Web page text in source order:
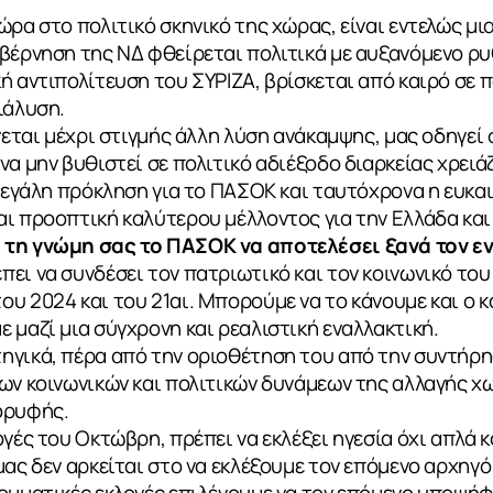
στο πολιτικό σκηνικό της χώρας, είναι εντελώς
της ΝΔ φθείρεται πολιτικά με αυξανόμενο
αντιπολίτευση του ΣΥΡΙΖΑ, βρίσκεται από καιρό σε
μέχρι στιγμής άλλη λύση ανάκαμψης, μας οδηγεί
βυθιστεί σε πολιτικό αδιέξοδο διαρκείας
πρόκληση για το ΠΑΣΟΚ και ταυτόχρονα η
προοπτική καλύτερου μέλλοντος για την Ελλάδα
γνώμη σας το ΠΑΣΟΚ να αποτελέσει ξανά τον
να συνδέσει τον πατριωτικό και τον κοινωνικό
2024 και του 21αι. Μπορούμε να το κάνουμε και ο
μια σύγχρονη και ρεαλιστική εναλλακτική.
πέρα από την οριοθέτηση του από την
κοινωνικών και πολιτικών δυνάμεων της αλλαγής
του Οκτώβρη, πρέπει να εκλέξει ηγεσία όχι απλά
δεν αρκείται στο να εκλέξουμε τον επόμενο